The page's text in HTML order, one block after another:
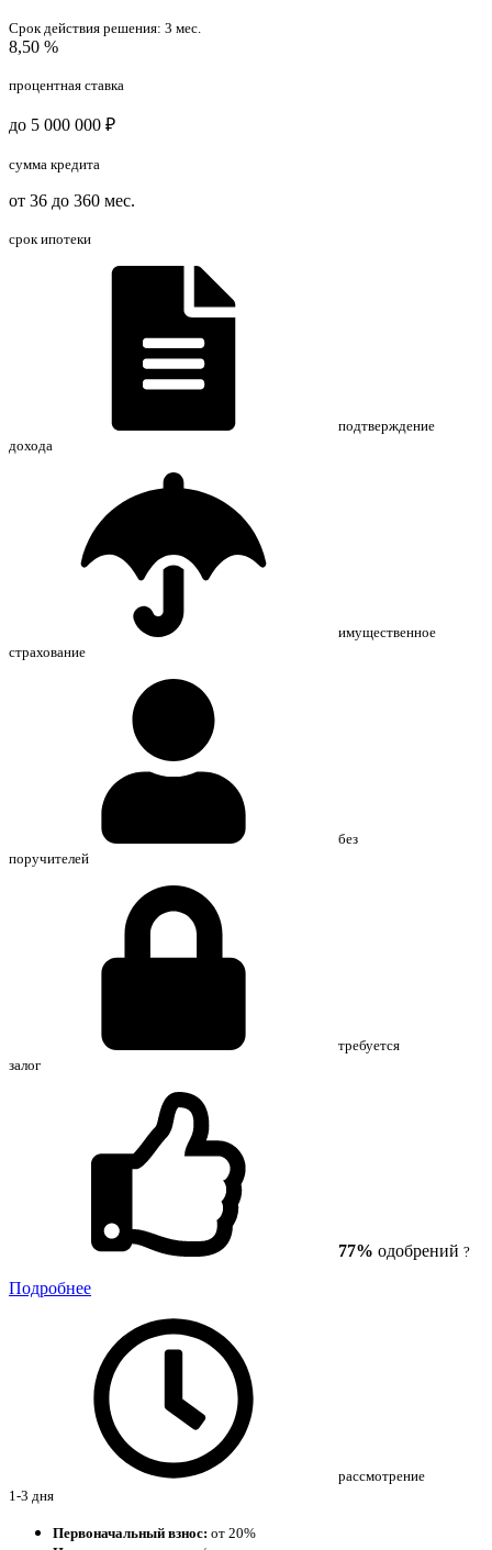
Срок действия решения: 3 мес.
8,50 %
процентная ставка
до 5 000 000 ₽
сумма кредита
от 36 до 360 мес.
срок ипотеки
подтверждение
дохода
имущественное
страхование
без
поручителей
требуется
залог
77% одобрений ?
Подробнее
рассмотрение
1-3 дня
Первоначальный взнос: от 20%